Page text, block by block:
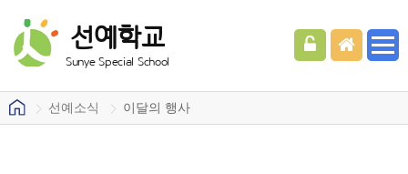
선예학교
Sunye Special School
선예소식 이달의 행사